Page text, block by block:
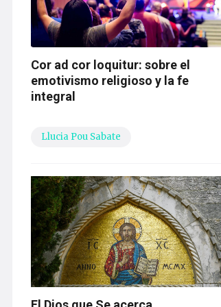
Cor ad cor loquitur: sobre el
emotivismo religioso y la fe
integral
Llucia Pou Sabate